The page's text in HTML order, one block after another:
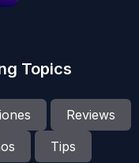
Topics
Reviews
Tips